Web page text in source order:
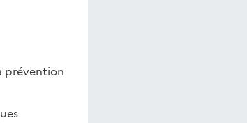
prévention